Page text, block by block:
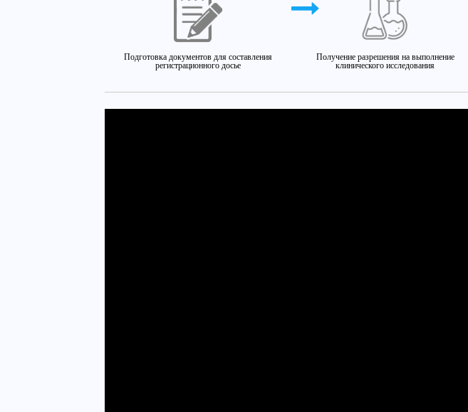
Подготовка документов для составления
регистрационного досье
Получение разрешения на выполнение
клинического исследования